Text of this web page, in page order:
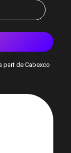
part de Cabexco